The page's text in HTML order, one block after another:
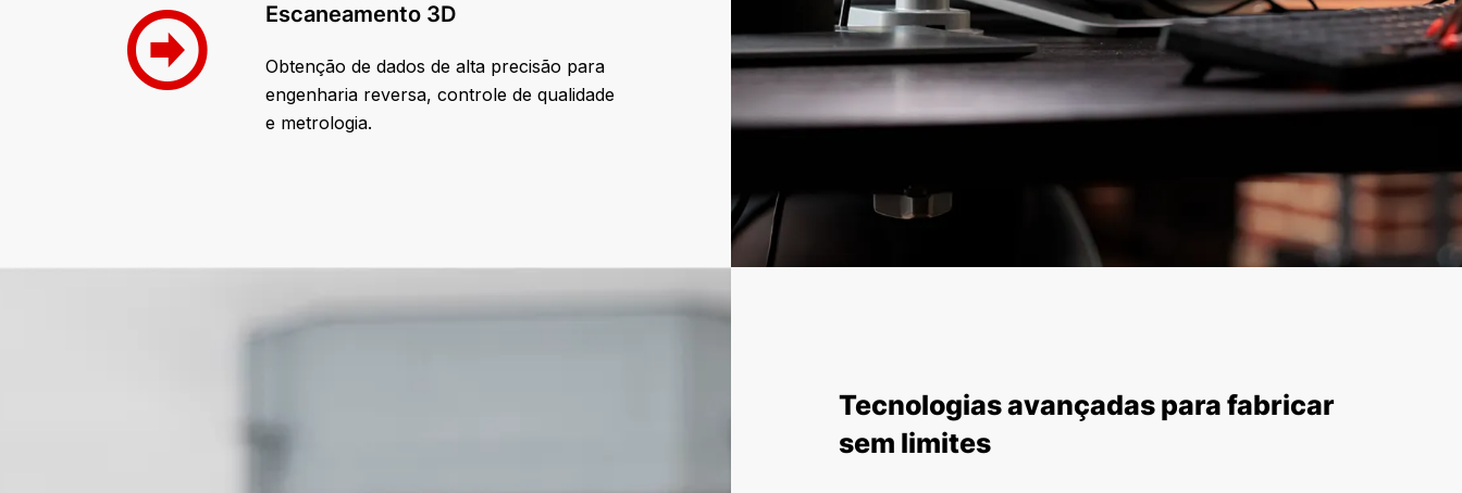
Escaneamento 3D
Obtenção de dados de alta precisão para
engenharia reversa, controle de qualidade
e metrologia.
Tecnologias avançadas para fabricar
sem limites